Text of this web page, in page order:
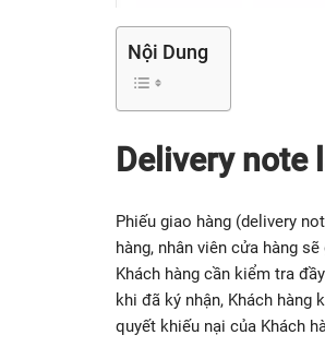
Nội Dung
Delivery note
Phiếu giao hàng (delivery
hàng, nhân viên cửa hàng
Khách hàng cần kiểm tra
khi đã ký nhận, Khách hàng
quyết khiếu nại của Khách